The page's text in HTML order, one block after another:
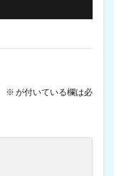
※ が付いている欄は必